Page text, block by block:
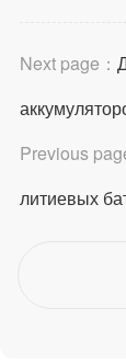
Next page：
Previous
литиевых